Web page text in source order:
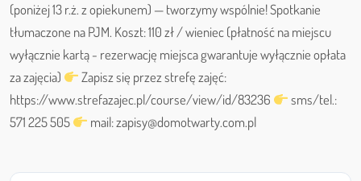
(poniżej 13 r.ż. z opiekunem) — tworzymy wspólnie! Spotkanie
tłumaczone na PJM. Koszt: 110 zł / wieniec (płatność na miejscu
wyłącznie kartą - rezerwację miejsca gwarantuje wyłącznie opłata
za zajęcia)
Zapisz się przez strefę zajęć:
https://www.strefazajec.pl/course/view/id/83236
sms/tel.:
571 225 505
mail: zapisy@domotwarty.com.pl